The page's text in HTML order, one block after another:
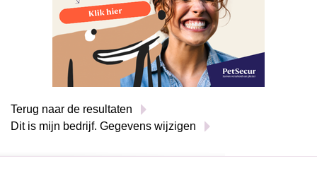
Terug naar de resultaten
Dit is mijn bedrijf. Gegevens wijzigen